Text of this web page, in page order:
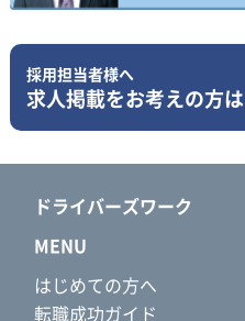
採用担当者様へ
求人掲載をお考えの方
ドライバーズワーク
MENU
はじめての方へ
転職成功ガイド